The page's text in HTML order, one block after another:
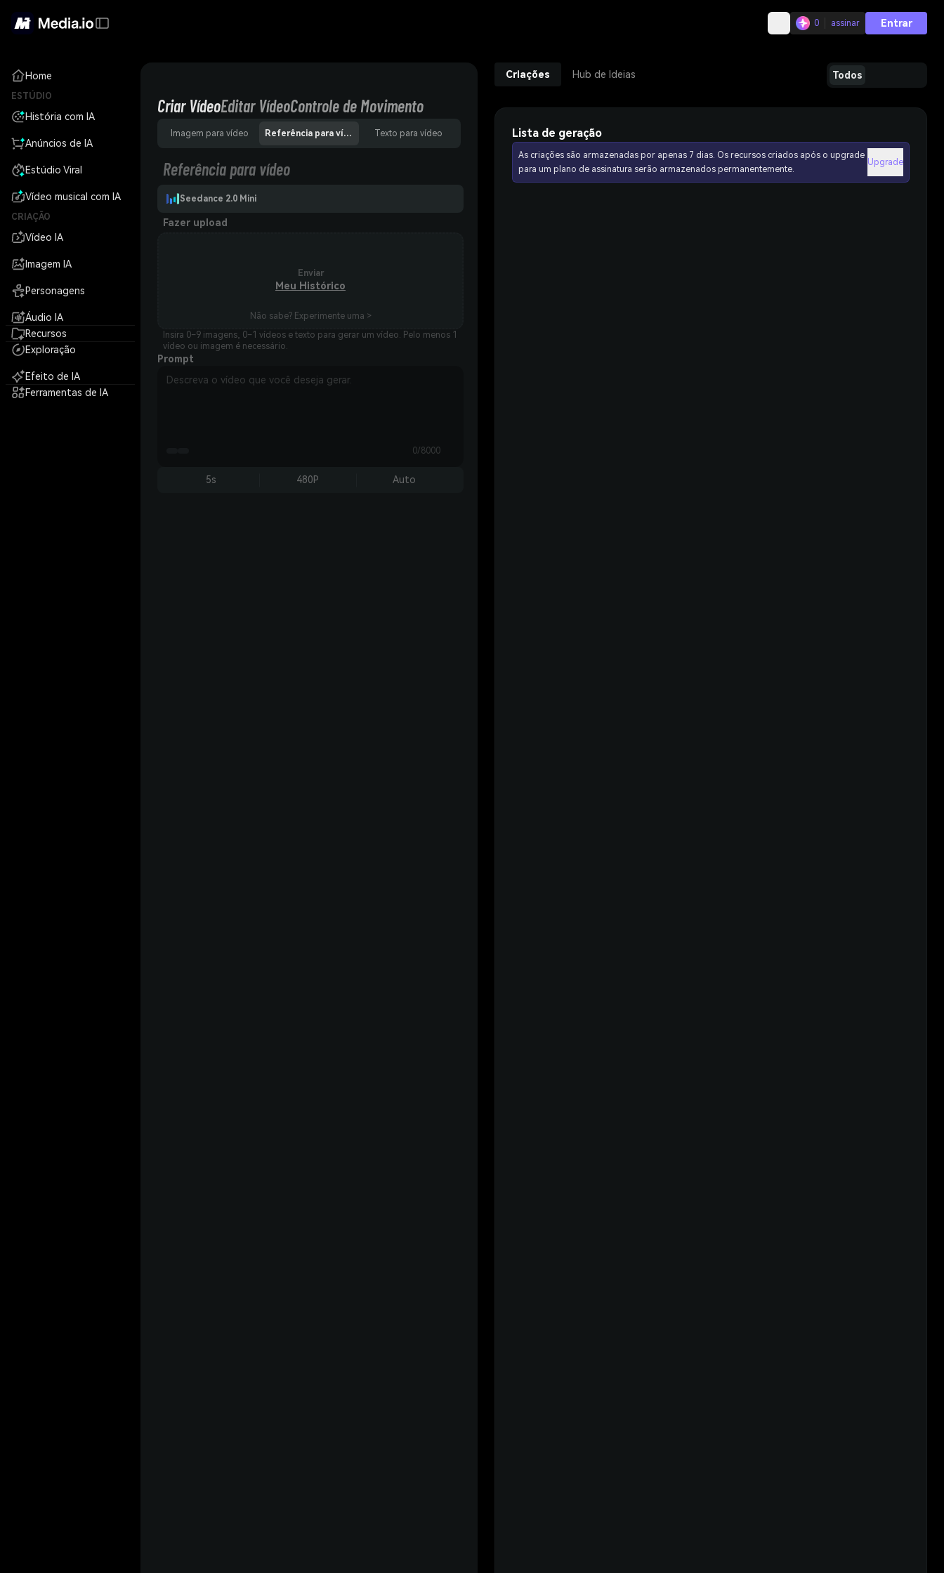
0 assinar Entrar
Home
ESTÚDIO
História com IA
Anúncios de IA
Estúdio Viral
Vídeo musical com IA
CRIAÇÃO
Vídeo IA
Imagem IA
Personagens
Áudio IA
Recursos
Exploração
Efeito de IA
Ferramentas de IA
Criar VídeoEditar VídeoControle de Movimento
Imagem para vídeo Referência para vídeo Texto para vídeo
Referência para vídeo
Seedance 2.0 Mini
Fazer upload
Enviar
Meu Histórico
Não sabe? Experimente uma >
Insira 0–9 imagens, 0–1 vídeos e texto para gerar um vídeo. Pelo menos 1
vídeo ou imagem é necessário.
Prompt
0/8000
5s 480P Auto
Criações Hub de Ideias Todos
Lista de geração
As criações são armazenadas por apenas 7 dias. Os recursos criados após o upgrade
para um plano de assinatura serão armazenados permanentemente.
Upgrade